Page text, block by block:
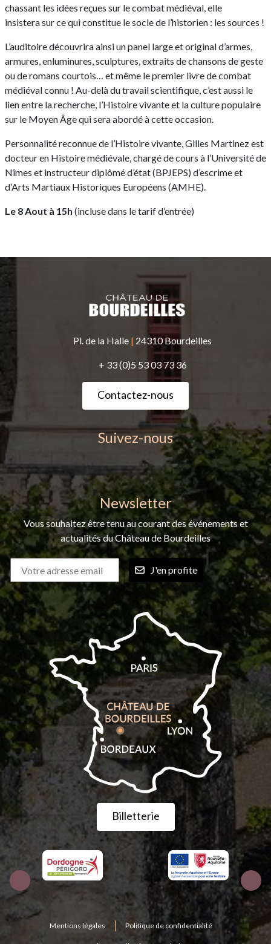
chassant les idées reçues sur le combat médiéval, elle
insistera sur ce qui constitue le socle de l’historien : les sources !
L’auditoire découvrira ainsi un panel large et original d’armes,
armures, enluminures, sculptures, extraits de chansons de geste
ou de romans courtois… et même le premier livre de combat
médiéval connu ! Au-delà du travail scientifique, c’est aussi le
lien entre la recherche, l’Histoire vivante et la culture populaire
sur le Moyen Âge qui sera abordé à cette occasion.
Personnalité reconnue de l’Histoire vivante, Gilles Martinez est
docteur en Histoire médiévale, chargé de cours à l’Université de
Nîmes et instructeur diplômé d’état (BPJEPS) d’escrime et
d’Arts Martiaux Historiques Européens (AMHE).
Le 8 Aout à 15h (incluse dans le tarif d’entrée)
Pl. de la Halle | 24310 Bourdeilles
+ 33 (0)5 53 03 73 36
Contactez-nous
Suivez-nous
Newsletter
Vous souhaitez être tenu au courant des événements et
actualités du Château de Bourdeilles
J'en profite
Billetterie
Mentions légales Politique de confidentialité